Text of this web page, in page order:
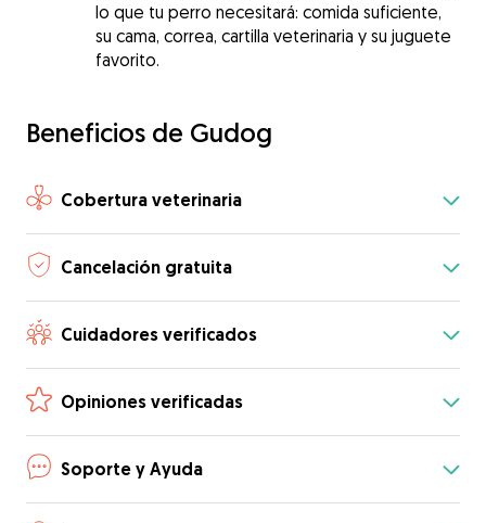
lo que tu perro necesitará: comida suficiente,
su cama, correa, cartilla veterinaria y su juguete
favorito.
Beneficios de Gudog
Cobertura veterinaria
Cancelación gratuita
Cuidadores verificados
Opiniones verificadas
Soporte y Ayuda